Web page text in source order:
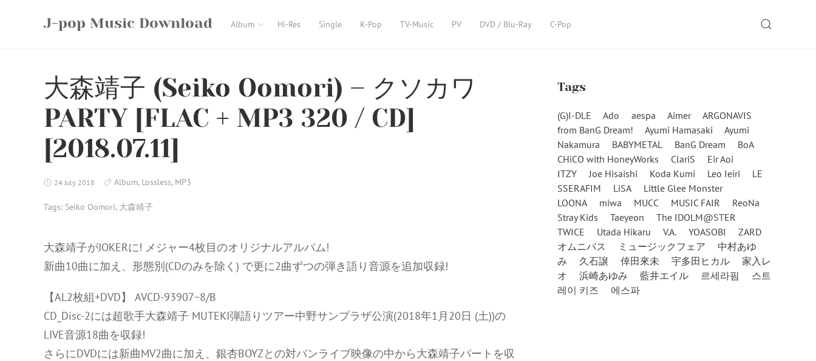
J-pop Music Download Album Hi-Res Single K-Pop TV-Music PV DVD / Blu-Ray C-Pop SEARCH
大森靖子 (Seiko Oomori) – クソカワ
PARTY [FLAC + MP3 320 / CD]
[2018.07.11]
24 July 2018 Album, Lossless, MP3
Tags: Seiko Oomori, 大森靖子
大森靖子がJOKERに! メジャー4枚目のオリジナルアルバム!
新曲10曲に加え、形態別(CDのみを除く) で更に2曲ずつの弾き語り音源を追加収録!
【AL2枚組+DVD】 AVCD-93907~8/B
CD_Disc-2には超歌手大森靖子 MUTEKI弾語りツアー中野サンプラザ公演(2018年1月20日 (土))の
LIVE音源18曲を収録!
さらにDVDには新曲MV2曲に加え、銀杏BOYZとの対バンライブ映像の中から大森靖子パートを収
Tags
(G)I-DLE Ado aespa Aimer
ARGONAVIS
from BanG Dream!
Ayumi Hamasaki
Ayumi
Nakamura
BABYMETAL BanG Dream
BoA
CHiCO with HoneyWorks
ClariS
Eir Aoi
ITZY
Joe Hisaishi Koda Kumi Leo Ieiri
LE
SSERAFIM
LiSA
Little Glee Monster
LOONA
miwa MUCC MUSIC FAIR
ReoNa
Stray Kids
Taeyeon
The IDOLM@STER
TWICE
Utada Hikaru V.A. YOASOBI
ZARD
オムニバス
ミュージックフェア
中村あゆ
み
久石譲 倖田來未 宇多田ヒカル
家入レ
オ
浜崎あゆみ 藍井エイル 르세라핌
스트
레이 키즈
에스파